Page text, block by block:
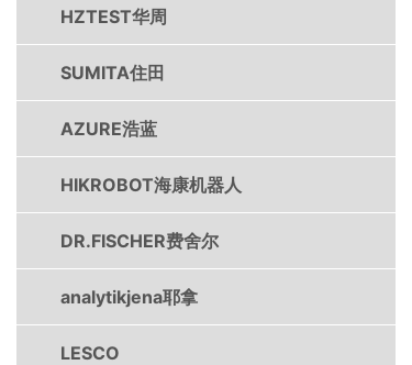
HZTEST华周
SUMITA住田
AZURE浩蓝
HIKROBOT海康机器人
DR.FISCHER费舍尔
analytikjena耶拿
LESCO